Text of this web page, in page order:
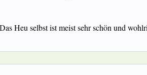
Heu selbst ist meist sehr schön und